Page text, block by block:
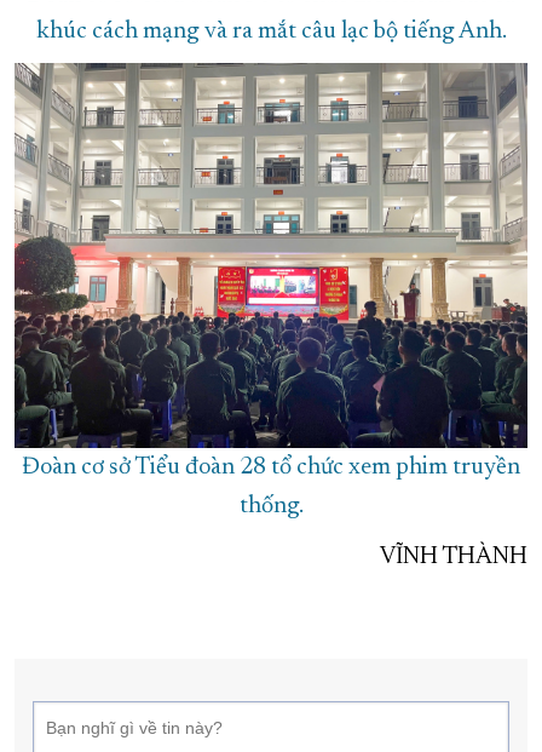
khúc cách mạng và ra mắt câu lạc bộ tiếng Anh.
Đoàn cơ sở Tiểu đoàn 28 tổ chức xem phim truyền
thống.
VĨNH THÀNH